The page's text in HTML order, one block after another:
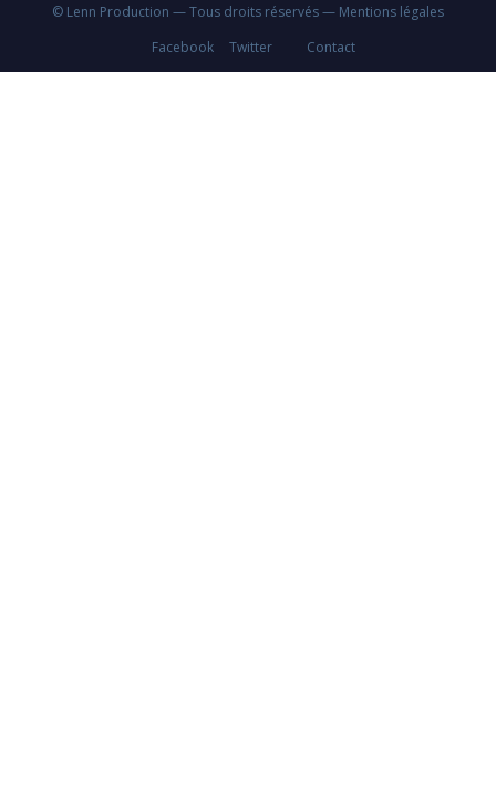
© Lenn Production — Tous droits réservés — Mentions légales
Facebook
Twitter Contact